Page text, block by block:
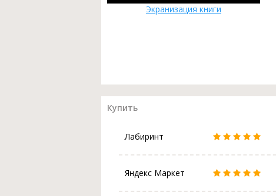
Экранизация книги
Купить
Лабиринт
Яндекс Маркет